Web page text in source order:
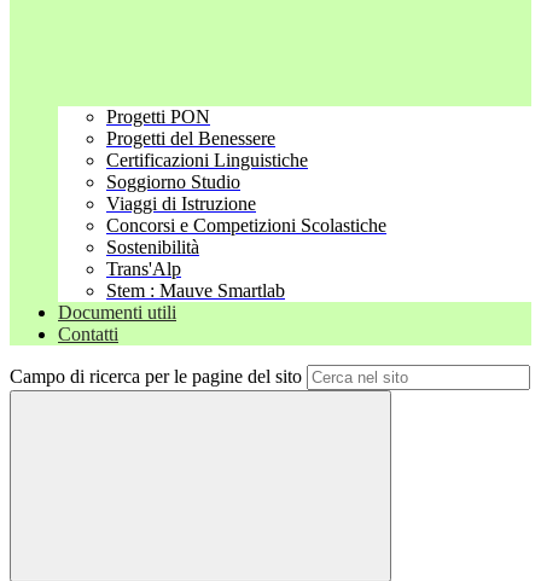
Progetti PON
Progetti del Benessere
Certificazioni Linguistiche
Soggiorno Studio
Viaggi di Istruzione
Concorsi e Competizioni Scolastiche
Sostenibilità
Trans'Alp
Stem : Mauve Smartlab
Documenti utili
Contatti
Campo di ricerca per le pagine del sito